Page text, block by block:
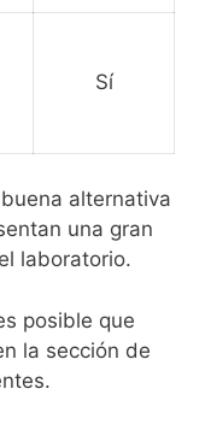
Sí
alternativa
una gran
laboratorio.
posible que
la sección de